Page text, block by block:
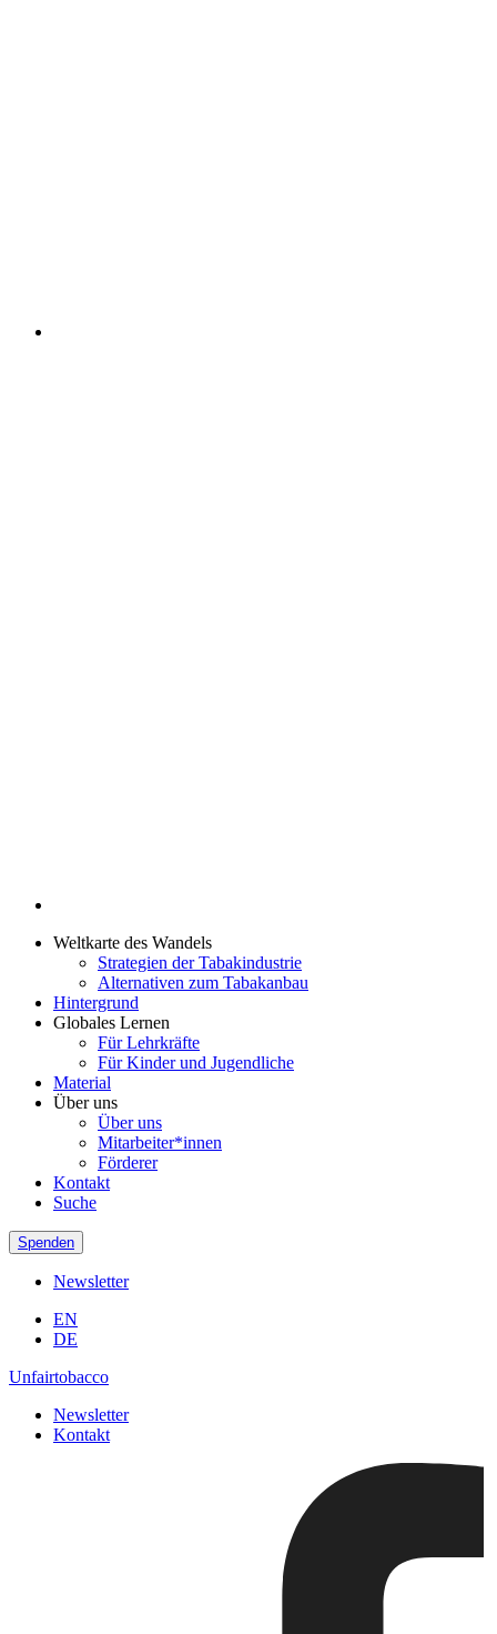
Weltkarte des Wandels
Strategien der Tabakindustrie
Alternativen zum Tabakanbau
Hintergrund
Globales Lernen
Für Lehrkräfte
Für Kinder und Jugendliche
Material
Über uns
Über uns
Mitarbeiter*innen
Förderer
Kontakt
Suche
Spenden
Newsletter
EN
DE
Unfairtobacco
Newsletter
Kontakt